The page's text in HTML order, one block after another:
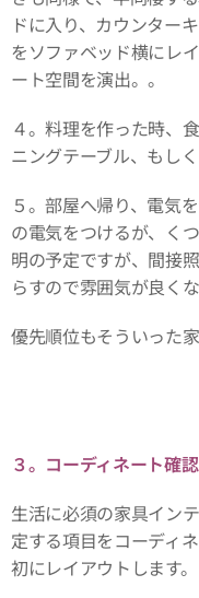
ドに入り、カウンター
をソファベッド横にレ
ート空間を演出。。
４。料理を作った時、
ニングテーブル、もし
５。部屋へ帰り、電気
の電気をつけるが、く
明の予定ですが、間接
らすので雰囲気が良くな
優先順位もそういった
３。コーディネート確
生活に必須の家具イン
定する項目をコーディ
初にレイアウトします。